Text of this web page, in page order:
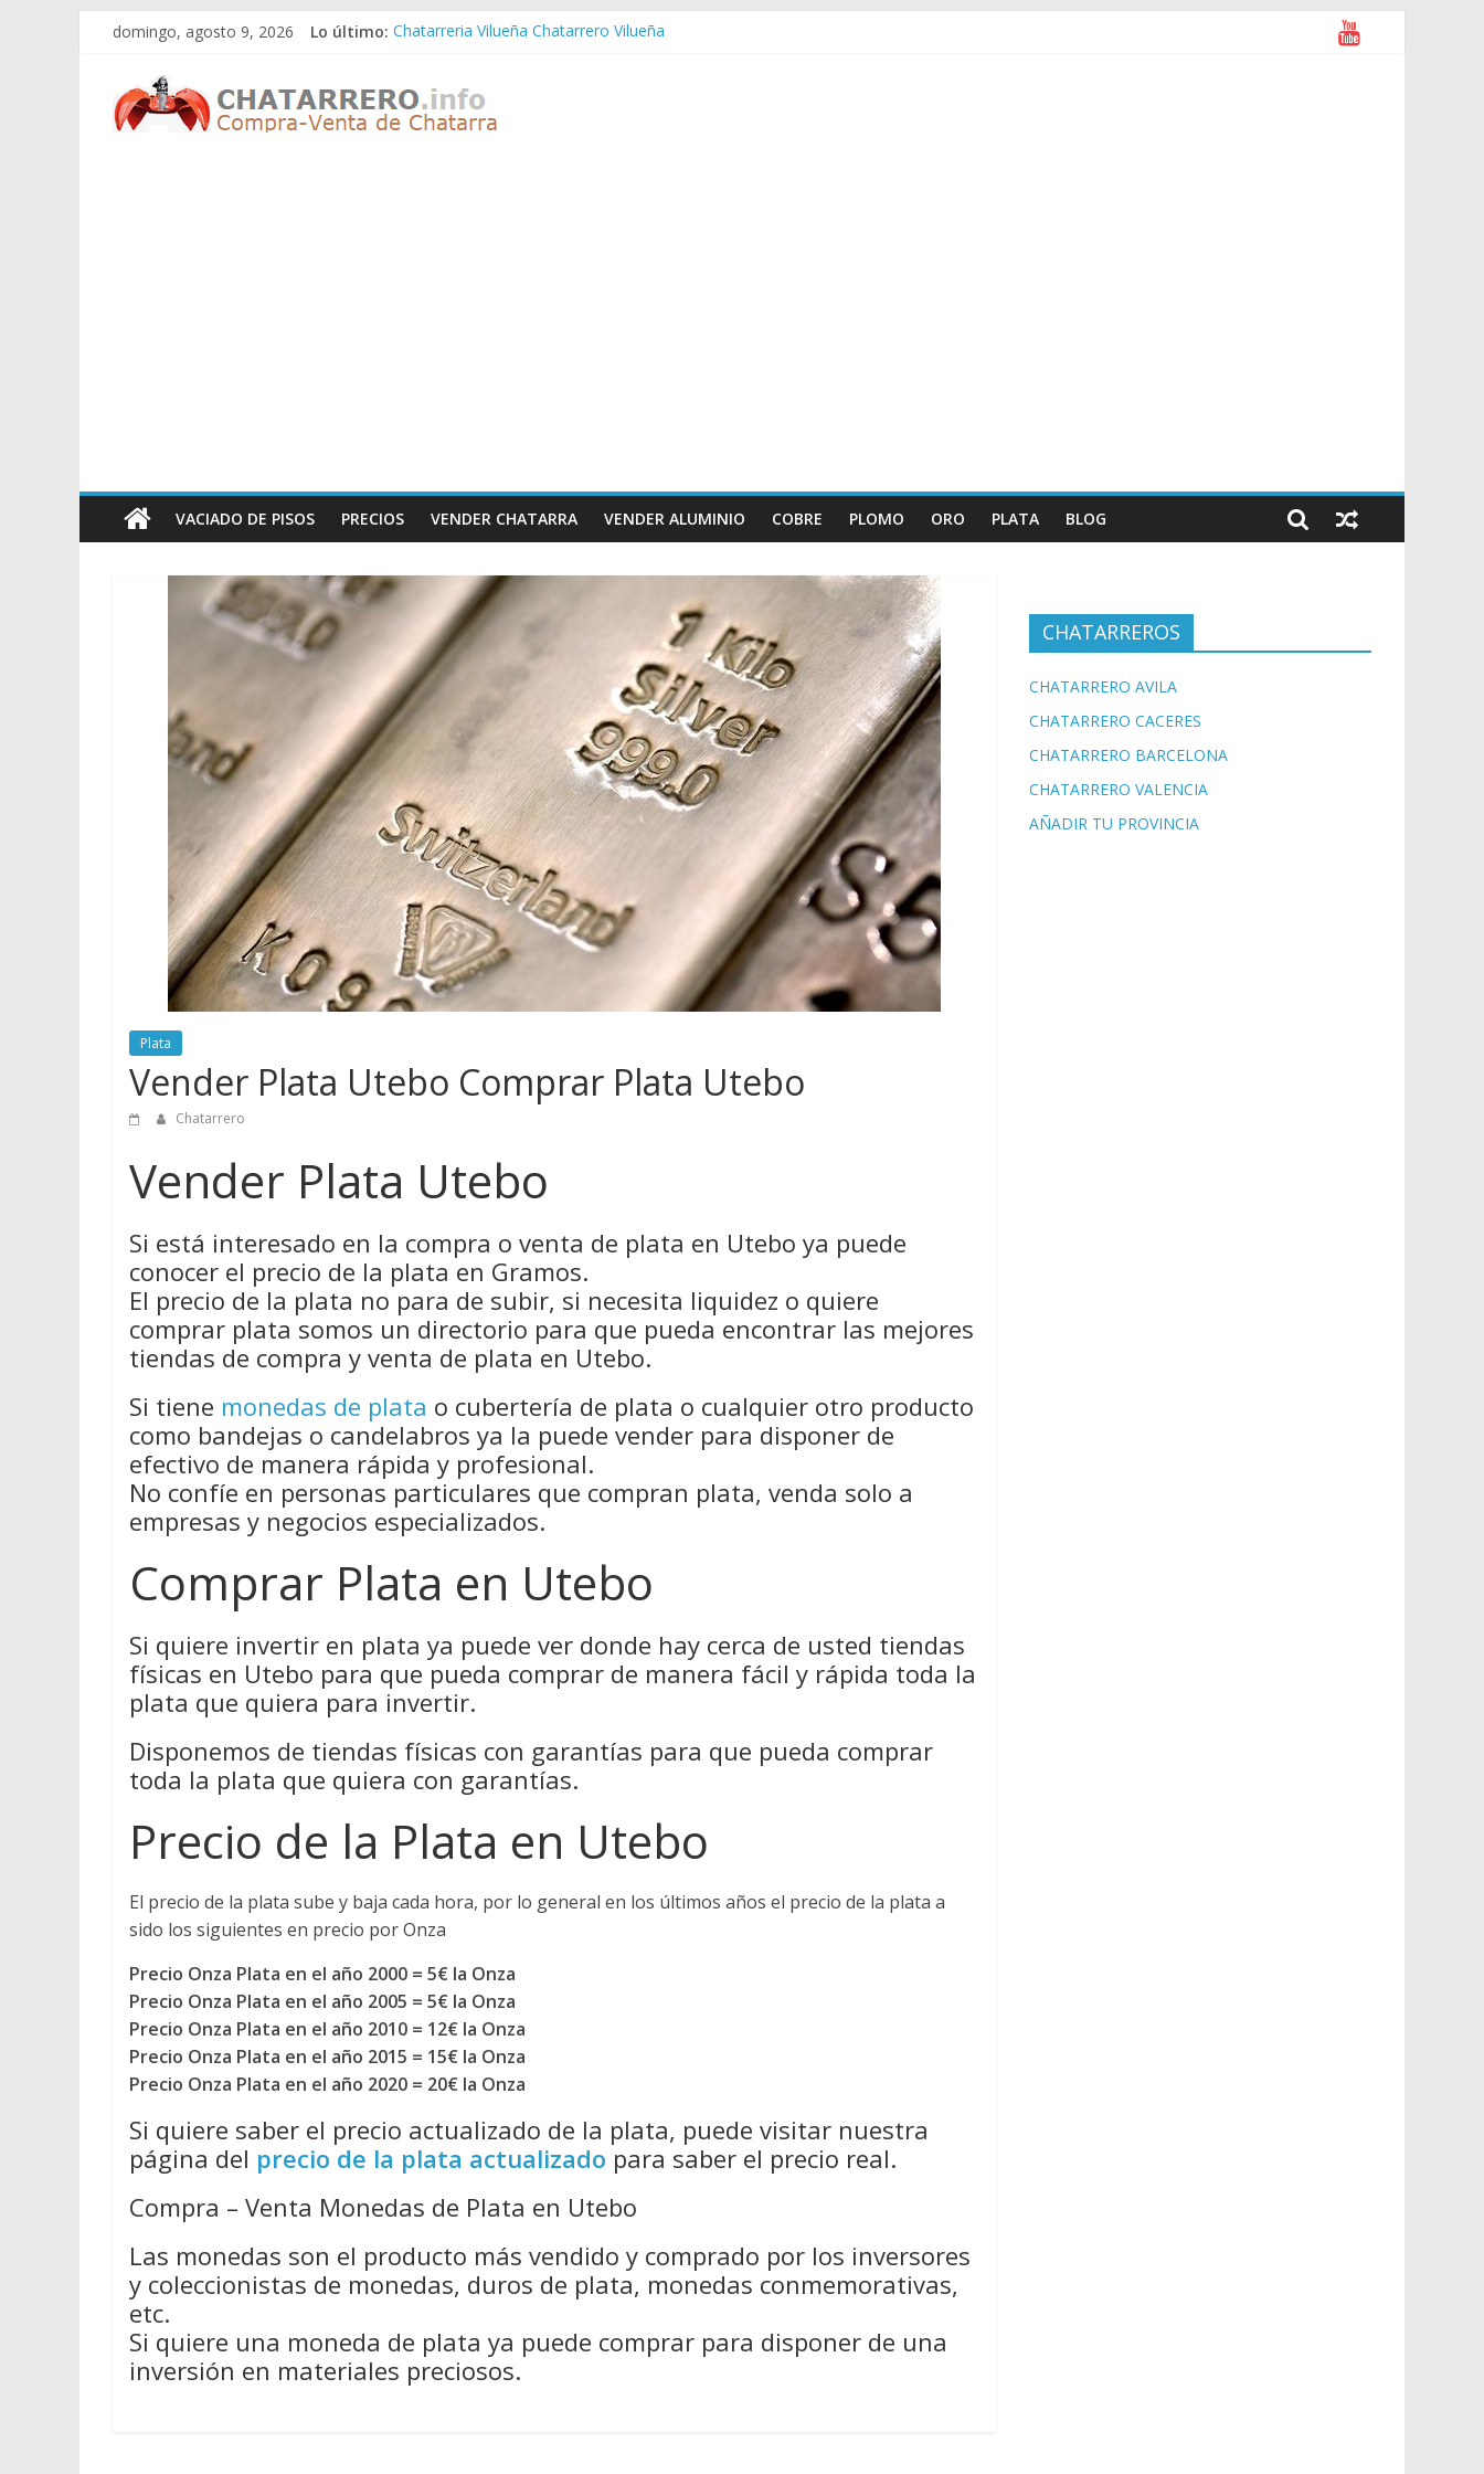
Saltar
contenido
domingo, agosto 9, 2026 Lo último: Chatarreria Vilueña Chatarrero Vilueña
Chatarreria Zaida Chatarrero Zaida
Chatarreria Vistabella Chatarrero Vistabella
Chatarreros
vender
ChatarraVACIADO DE PISOS PRECIOS VENDER CHATARRA VENDER ALUMINIO COBRE PLOMO ORO PLATA BLOG
Plata
Vender Plata Utebo Comprar Plata Utebo
Chatarrero
Vender Plata Utebo
Si está interesado en la compra o venta de plata en Utebo ya puede
conocer el precio de la plata en Gramos.
El precio de la plata no para de subir, si necesita liquidez o quiere
comprar plata somos un directorio para que pueda encontrar las mejores
tiendas de compra y venta de plata en Utebo.
Si tiene monedas de plata o cubertería de plata o cualquier otro producto
como bandejas o candelabros ya la puede vender para disponer de
efectivo de manera rápida y profesional.
No confíe en personas particulares que compran plata, venda solo a
empresas y negocios especializados.
Comprar Plata en Utebo
Si quiere invertir en plata ya puede ver donde hay cerca de usted tiendas
físicas en Utebo para que pueda comprar de manera fácil y rápida toda la
plata que quiera para invertir.
Disponemos de tiendas físicas con garantías para que pueda comprar
toda la plata que quiera con garantías.
Precio de la Plata en Utebo
El precio de la plata sube y baja cada hora, por lo general en los últimos años el precio de la plata a
sido los siguientes en precio por Onza
Precio Onza Plata en el año 2000 = 5€ la Onza
Precio Onza Plata en el año 2005 = 5€ la Onza
Precio Onza Plata en el año 2010 = 12€ la Onza
Precio Onza Plata en el año 2015 = 15€ la Onza
Precio Onza Plata en el año 2020 = 20€ la Onza
Si quiere saber el precio actualizado de la plata, puede visitar nuestra
página del precio de la plata actualizado para saber el precio real.
Compra – Venta Monedas de Plata en Utebo
Las monedas son el producto más vendido y comprado por los inversores
y coleccionistas de monedas, duros de plata, monedas conmemorativas,
etc.
Si quiere una moneda de plata ya puede comprar para disponer de una
inversión en materiales preciosos.
CHATARREROS
CHATARRERO AVILA
CHATARRERO CACERES
CHATARRERO BARCELONA
CHATARRERO VALENCIA
AÑADIR TU PROVINCIA